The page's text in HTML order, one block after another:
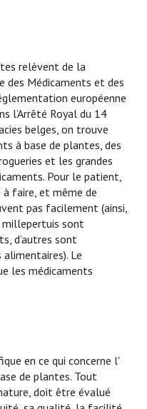
relèvent de la
des Médicaments et des
européenne
l’Arrêté Royal du 14
belges, on trouve
à base de plantes, des
et les grandes
Pour le patient,
faire, et même de
pas facilement (ainsi,
millepertuis sont
d’autres sont
Le
les médicaments
en ce qui concerne l'
de plantes. Tout
doit être évalué